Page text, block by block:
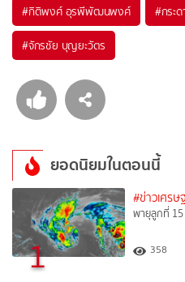
#กิติพงศ์ อุรพีพัฒนพงศ์ #กระ
#จักรชัย บุญยะวัตร
ยอดนิยมในตอนนี้
1
#ข่าวเศรษ
พายุลูกที่
358